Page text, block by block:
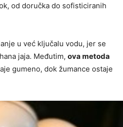
od doručka do sofisticiranih
u već ključalu vodu, jer se
jaja. Međutim, ova metoda
gumeno, dok žumance ostaje